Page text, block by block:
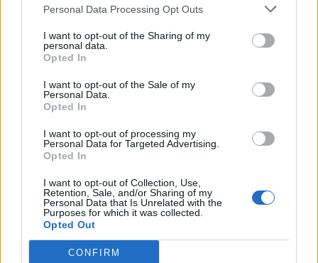
Personal Data Processing Opt Outs
I want to opt-out of the Sharing of my
personal data.
Opted In
I want to opt-out of the Sale of my
Personal Data.
Opted In
I want to opt-out of processing my
Personal Data for Targeted Advertising.
Opted In
I want to opt-out of Collection, Use,
Retention, Sale, and/or Sharing of my
Personal Data that Is Unrelated with the
Purposes for which it was collected.
Opted Out
CONFIRM